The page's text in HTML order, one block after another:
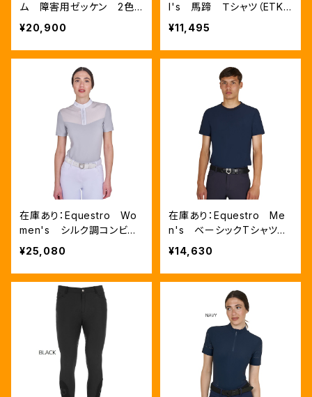
ム 障害用ゼッケン 2色
（ETH09084）
¥20,900
l's 馬蹄 Ｔシャツ（ETKA
00328）
¥11,495
在庫あり：Equestro Wo
men's シルク調コンビネ
ゾンシャツ（ETW00309）
¥25,080
在庫あり：Equestro Me
n's ベーシックTシャツ
withマイクロホール（ETM0
0313）
¥14,630